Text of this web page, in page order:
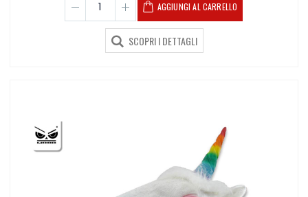
AGGIUNGI AL CARRELLO
SCOPRI I DETTAGLI